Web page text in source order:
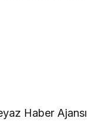
Haber Ajansı